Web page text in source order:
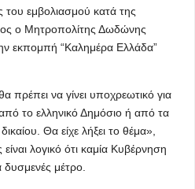
εμβολιασμού κατά της
ο Μητροπολίτης Δωδώνης
εκπομπή “Καλημέρα Ελλάδα”
πρέπει να γίνει υποχρεωτικό για
το ελληνικό Δημόσιο ή από τα
Θα είχε λήξει το θέμα»,
λογικό ότι καμία Κυβέρνηση
μέτρο.